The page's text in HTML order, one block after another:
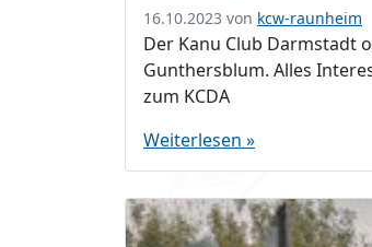
16.10.2023 von kcw-raunheim
Der Kanu Club Darmstadt
Gunthersblum. Alles
zum KCDA
Weiterlesen »